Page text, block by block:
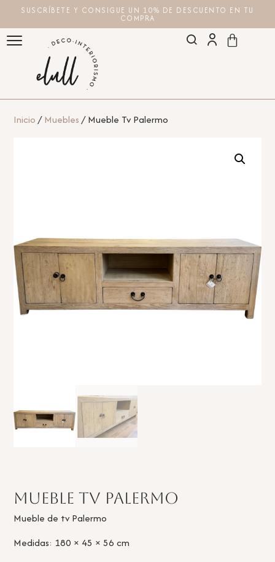
SUSCRÍBETE Y CONSIGUE UN 10% DE DESCUENTO EN TU
COMPRA
Inicio/Muebles/ Mueble Tv Palermo
Mueble Tv Palermo
Mueble de tv Palermo
Medidas: 180 × 45 × 56 cm